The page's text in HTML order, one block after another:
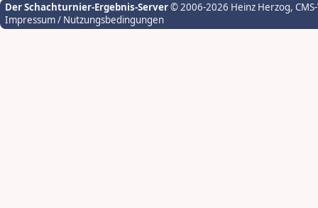
Der Schachturnier-Ergebnis-Server© 2006-2026 Heinz Herzog,
Impressum / Nutzungsbedingungen